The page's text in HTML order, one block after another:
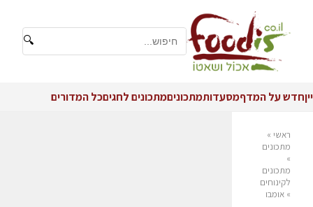
🔍
ייןחדש על המדףמסעדותמתכוניםמתכונים לחגיםכל המדורים
ראשי »
מתכונים
»
מתכונים
לקינוחים
» אומבו